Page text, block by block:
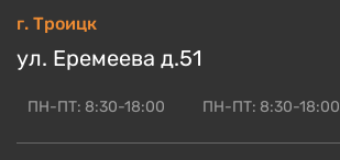
г. Троицк
ул. Еремеева д.51
ПН-ПТ: 8:30-18:00 ПН-ПТ: 8:30-18:00
ОСБ оптом
Контакты
ОСП Калевала
Смотреть ещё
ОСП для стен
ОСП для кровли
ОСП для СИП панелей
Смотреть ещё